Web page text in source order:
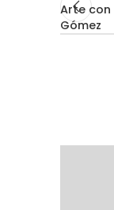
Arte
Gómez